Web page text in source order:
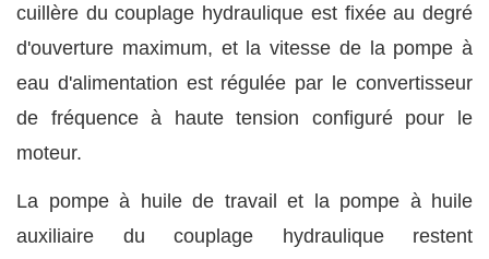
cuillère du couplage hydraulique est fixée au degré
d'ouverture maximum, et la vitesse de la pompe à
eau d'alimentation est régulée par le convertisseur
de fréquence à haute tension configuré pour le
moteur.
La pompe à huile de travail et la pompe à huile
auxiliaire du couplage hydraulique restent